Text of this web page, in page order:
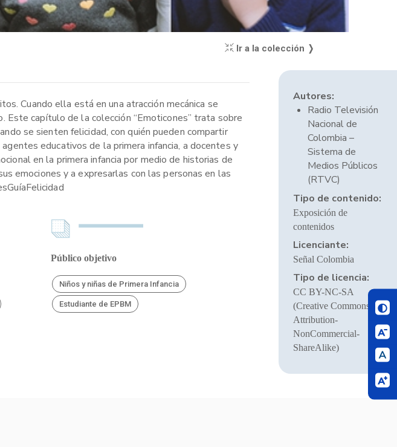
Ir a la colección ❭
Cuando ella está en una atracción mecánica se
Este capítulo de la colección “Emoticones” trata sobre
se sienten felicidad, con quién pueden compartir
educativos de la primera infancia, a docentes y
en la primera infancia por medio de historias de
emociones y a expresarlas con las personas en las
Público objetivo
Niños y niñas de Primera Infancia
Estudiante de EPBM
Autores:
Radio Televisión
Nacional de
Colombia –
Sistema de
Medios Públicos
(RTVC)
Tipo de contenido:
Exposición de
contenidos
Licenciante:
Señal Colombia
Tipo de licencia:
CC BY-NC-SA
(Creative Commons
Attribution-
NonCommercial-
ShareAlike)